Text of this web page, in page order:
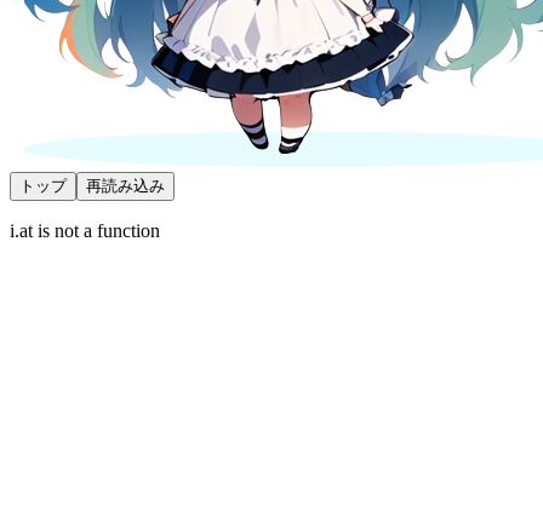
トップ 再読み込み
i.at is not a function